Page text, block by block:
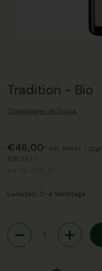
Tradition - Bio
Champagne de Sousa
€46,00 * Inkl. MwSt. /
€61,33 / l
Lieferzeit: 2–4 Werktage
Anzahl